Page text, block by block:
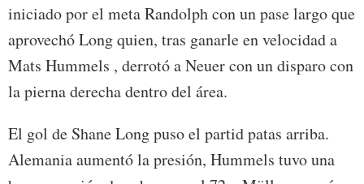
iniciado por el meta Randolph con un pase largo que
aprovechó Long quien, tras ganarle en velocidad a
Mats Hummels , derrotó a Neuer con un disparo con
la pierna derecha dentro del área.
El gol de Shane Long puso el partid patas arriba.
Alemania aumentó la presión, Hummels tuvo una